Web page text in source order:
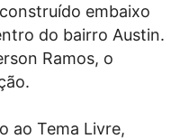
embaixo
do bairro Austin.
Ramos, o
ao Tema Livre,